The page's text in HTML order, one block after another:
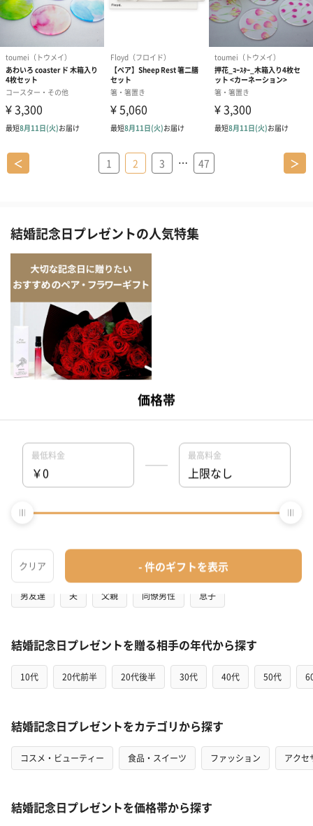
＜ 1 2 3 … 47 ＞
結婚記念日プレゼントの人気特集
大切な記念日に贈りたいギフト
結婚記念日プレゼントを贈る相手から探す（女性）
女友達 妻 母親 同僚女性 娘
結婚記念日プレゼントを贈る相手から探す（男性）
男友達 夫 父親 同僚男性 息子
結婚記念日プレゼントを贈る相手の年代から探す
10代 20代前半 20代後半 30代 40代 50代
結婚記念日プレゼントをカテゴリから探す
コスメ・ビューティー 食品・スイーツ ファッション アクセ
結婚記念日プレゼントを価格帯から探す